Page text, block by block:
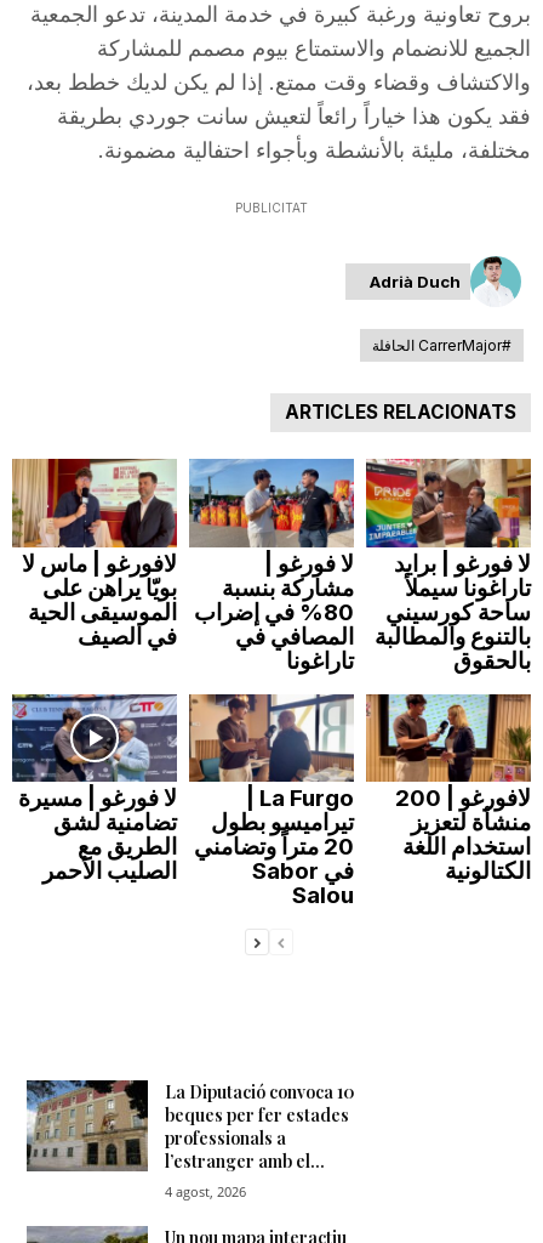
g
a
بروح تعاونية ورغبة كبيرة في خدمة المدينة، تدعو الجمعية
الجميع للانضمام والاستمتاع بيوم مصمم للمشاركة
والاكتشاف وقضاء وقت ممتع. إذا لم يكن لديك خطط بعد،
فقد يكون هذا خياراً رائعاً لتعيش سانت جوردي بطريقة
مختلفة، مليئة بالأنشطة وبأجواء احتفالية مضمونة.
PUBLICITAT
Adrià Duch
#CarrerMajor الحافلة
ARTICLES RELACIONATS
لافورغو | ماس لا
بويّا يراهن على
الموسيقى الحية
في الصيف
لا فورغو |
مشاركة بنسبة
80% في إضراب
المصافي في
تاراغونا
لا فورغو | برايد
تاراغونا سيملأ
ساحة كورسيني
بالتنوع والمطالبة
بالحقوق
لا فورغو | مسيرة
تضامنية لشق
الطريق مع
الصليب الأحمر
تيراميسو بطول
20 متراً وتضامني
في Sabor
Salou
لافورغو | 200
منشأة لتعزيز
استخدام اللغة
الكتالونية